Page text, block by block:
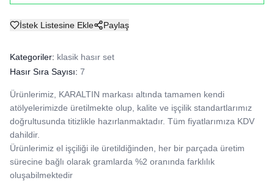
İstek Listesine Ekle Paylaş
Kategoriler: klasik hasır set
Hasır Sıra Sayısı: 7
Ürünlerimiz, KARALTIN markası altında tamamen kendi
atölyelerimizde üretilmekte olup, kalite ve işçilik standartlarımız
doğrultusunda titizlikle hazırlanmaktadır. Tüm fiyatlarımıza KDV
dahildir.
Ürünlerimiz el işçiliği ile üretildiğinden, her bir parçada üretim
sürecine bağlı olarak gramlarda %2 oranında farklılık
oluşabilmektedir